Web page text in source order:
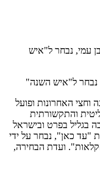
עמי, נבחר ל"איש
נבחר ל"איש השנה"
האחרונות ופועל
והתקשורתית
בגליל בפרט ובישראל
"עד כאן", נבחר על ידי
ועדת הבחירה,